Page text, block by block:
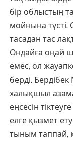
бір облыстың
мойнына түсті.
тасадан тас
Ондайға оңай
емес, ол
берді.
халықшыл
еңсесін
елге қызмет
тыным таппай,